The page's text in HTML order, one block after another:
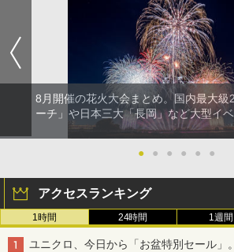
8月開催の花火大会まとめ。国内最大級
ーチ」や日本三大「長岡」など大型イ
● ● ● ● ● ●
アクセスランキング
1時間 24時間 1週間
ユニクロ、今日から「お盆特別セール」